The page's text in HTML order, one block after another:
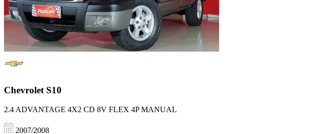
Chevrolet S10
2.4 ADVANTAGE 4X2 CD 8V FLEX 4P MANUAL
2007/2008